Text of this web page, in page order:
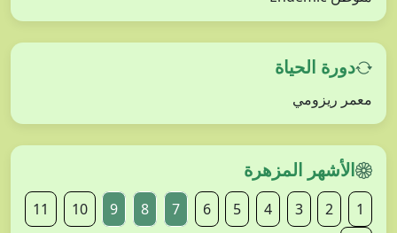
دورة الحياة
معمر ريزومي
الأشهر المزهرة
1
2
3
4
5
6
7
8
9
10
11